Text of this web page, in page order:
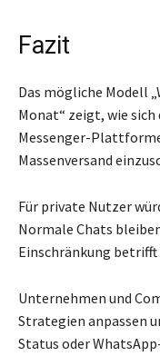
Fazit
Das mögliche Modell
Monat“ zeigt, wie
Messenger-
Massenversand
Für private Nutzer
Normale Chats
Einschränkung
Unternehmen und
Strategien anpassen
Status oder